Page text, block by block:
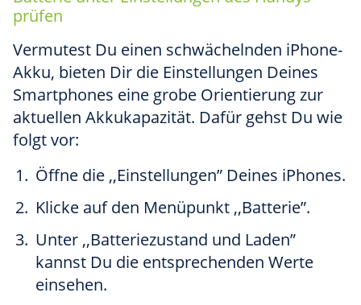
prüfen
Vermutest Du einen schwächelnden iPhone-
Akku, bieten Dir die Einstellungen Deines
Smartphones eine grobe Orientierung zur
aktuellen Akkukapazität. Dafür gehst Du wie
folgt vor:
Öffne die ,,Einstellungen” Deines iPhones.
Klicke auf den Menüpunkt ,,Batterie”.
Unter ,,Batteriezustand und Laden”
kannst Du die entsprechenden Werte
einsehen.